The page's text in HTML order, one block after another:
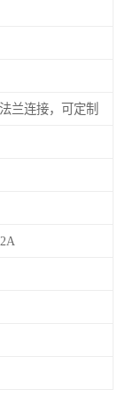
兰连接，可定制